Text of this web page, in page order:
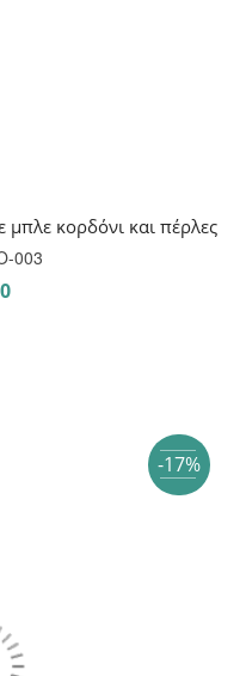
μπλε κορδόνι και πέρλες
003
-17%